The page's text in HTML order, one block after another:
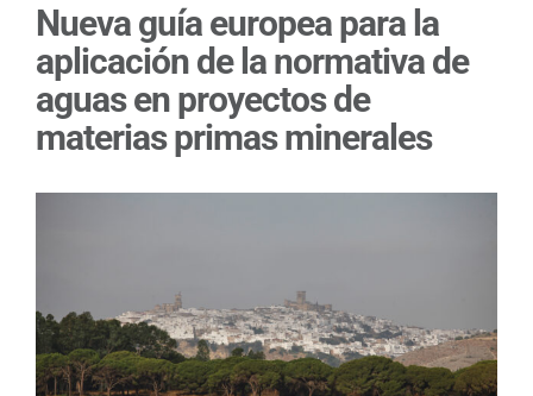
Nueva guía europea para la
aplicación de la normativa de
aguas en proyectos de
materias primas minerales